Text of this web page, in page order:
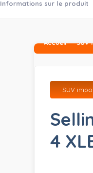
Informations sur le produit
Accueil SUV
SUV
4